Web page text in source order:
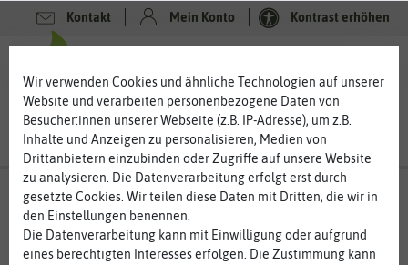
Kontakt Mein Konto Kontrast erhöhen
-50%
Wir verwenden Cookies und ähnliche Technologien auf unserer
Website und verarbeiten personenbezogene Daten von
Besucher:innen unserer Webseite (z.B. IP-Adresse), um z.B.
Inhalte und Anzeigen zu personalisieren, Medien von
Drittanbietern einzubinden oder Zugriffe auf unsere Website
zu analysieren. Die Datenverarbeitung erfolgt erst durch
gesetzte Cookies. Wir teilen diese Daten mit Dritten, die wir in
den Einstellungen benennen.
Die Datenverarbeitung kann mit Einwilligung oder aufgrund
eines berechtigten Interesses erfolgen. Die Zustimmung kann